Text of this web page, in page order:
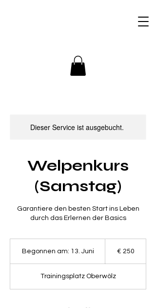
Dieser Service ist ausgebucht.
Welpenkurs
(Samstag)
Garantiere den besten Start ins Leben
durch das Erlernen der Basics
Begonnen am: 13. Juni
o
n
€ 250
Trainingsplatz Oberwölz